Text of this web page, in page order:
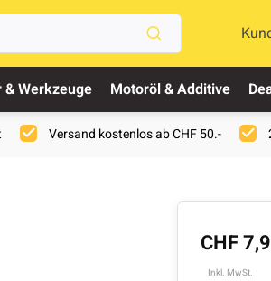
Werkzeuge Motoröl & Additive
Versand kostenlos ab CHF 50.-
CHF
Inkl. MwSt.